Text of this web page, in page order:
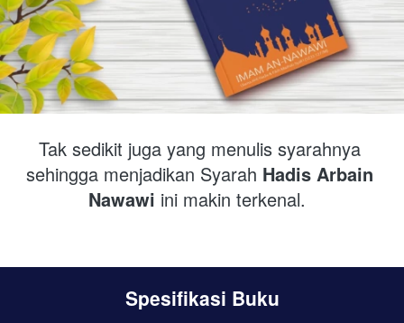
Tak sedikit juga yang menulis syarahnya
sehingga menjadikan Syarah Hadis Arbain
Nawawi ini makin terkenal.
Spesifikasi Buku